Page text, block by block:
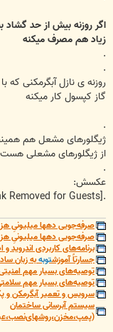
اگر روزنه بیش از حد
زیاد هم مصرف میکنه
روزنه ی نازل آبگرمکنی که
گاز کپسول کار میکنه
ژیگلورهای مشعل هم
از ژیگلورهای مشعلی هست
عکسش:
[External Link Removed for Guests]
صرفه‌جویی دهها میلیونیِ
صرفه‌جویی دهها میلیونیِ
برنامه‌های کاربردی اندروید
جسارتاً آموزشتوبهبه زبان ساده
توصیه‌های بسیار مهم امنیتی
توصیه‌های بسیار مهم
سرویس و تعمیر آبگرمکن و
سیستم آبرسانی ساختمان